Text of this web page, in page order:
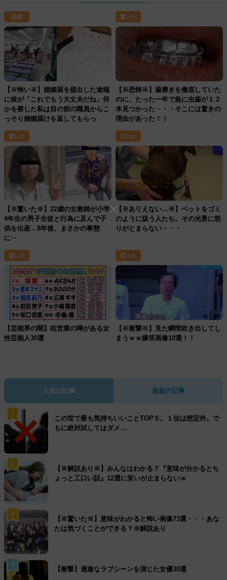
恐怖
【※怖い※】婚姻届を提出した途端
に彼が「これでもう大丈夫だね」何
かを察した私は目の前の職員からこ
っそり婚姻届けを返してもらっ
驚いた
【※恐怖※】歯磨きを徹底していた
のに、たった一年で急に虫歯が１２
本見つかった・・・そこには驚きの
理由があった！！
驚いた
【※驚いた※】22歳の女教師が小学
4年生の男子生徒と行為に及んで子
供を出産→8年後、まさかの事態
に‥
泣いた
【※ありえない…※】ペットをゴミ
のように扱う人たち。その光景に怒
りがとまらない・・・
驚いた
【芸能界の闇】枕営業の噂がある女
性芸能人30選
笑った
【※衝撃※】見た瞬間吹き出してし
まうｗｗ爆笑画像10選！！
人気の記事 最新の記事
1
この世で最も気持ちいいことTOP５。１位は想定外。で
もに絶対試してはダメ…
2
【※解説あり※】みんなはわかる？『意味が分かるとち
ょっと工口い話』12選に笑いが止まらないｗ
3
【※驚いた※】意味がわかると怖い画像73選・・・あな
たは気づくことができる？※解説あり
4
【衝撃】過激なラブシーンを演じた女優30選